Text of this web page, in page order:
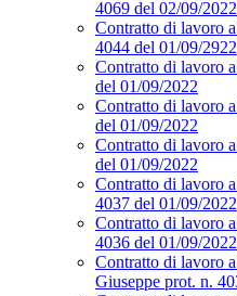
4069 del 02/09/2022
Contratto di lavoro
4044 del 01/09/2922
Contratto di lavoro
del 01/09/2022
Contratto di lavoro
del 01/09/2022
Contratto di lavoro
del 01/09/2022
Contratto di lavoro
4037 del 01/09/2022
Contratto di lavoro
4036 del 01/09/2022
Contratto di lavoro
Giuseppe prot. n.